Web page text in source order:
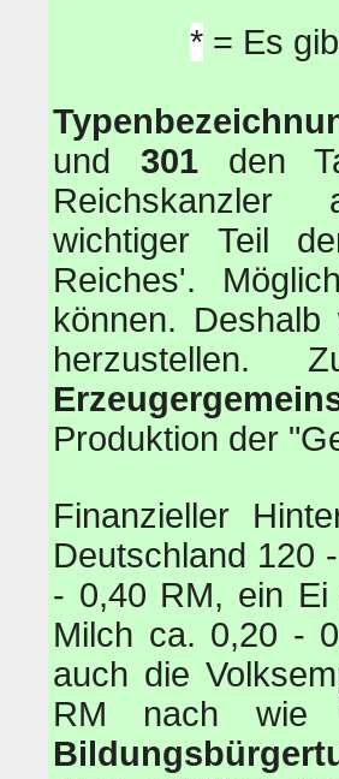
* = Es
und 301den
wichtiger Teil
Reiches'.
können.
Produktion der
Finanzieller
Deutschland 120
- 0,40 RM, ein
Milch ca. 0,20 -
auch die
RM nach